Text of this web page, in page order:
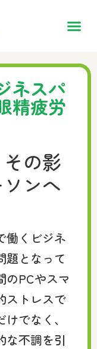
ネスパ
精疲労
の影
ンへ
働くビジネ
題となって
のPCやスマ
ストレスで
でなく、
な不調を引